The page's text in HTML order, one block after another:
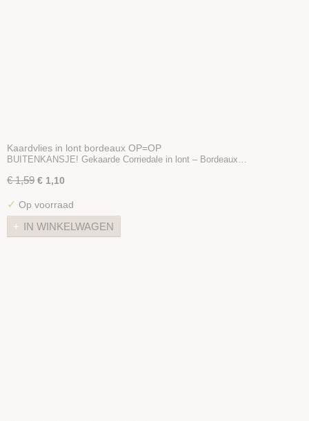
Kaardvlies in lont bordeaux OP=OP
BUITENKANSJE! Gekaarde Corriedale in lont – Bordeaux…
€ 1,59 € 1,10
✓ Op voorraad
IN WINKELWAGEN